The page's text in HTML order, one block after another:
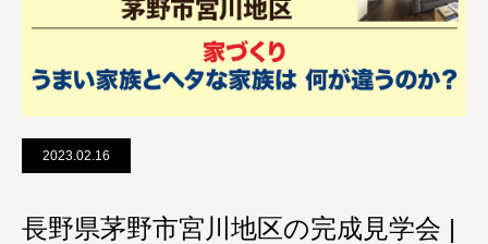
2023.02.16
長野県茅野市宮川地区の完成見学会 |